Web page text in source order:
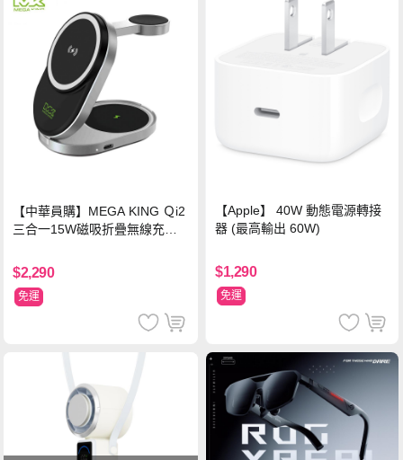
【中華員購】MEGA KING Ｑi2
三合一15W磁吸折疊無線充電
$2,290
免運
【Apple】 40W 動態電源轉接
器 (最高輸出 60W)
$1,290
免運